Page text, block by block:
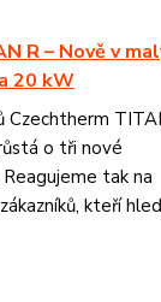
R – Nově v
20 kW
Czechtherm
o tři nové
tak na
kteří